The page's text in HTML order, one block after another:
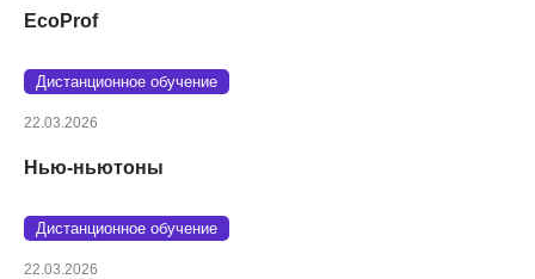
EcoProf
Дистанционное обучение
22.03.2026
Нью-ньютоны
Дистанционное обучение
22.03.2026